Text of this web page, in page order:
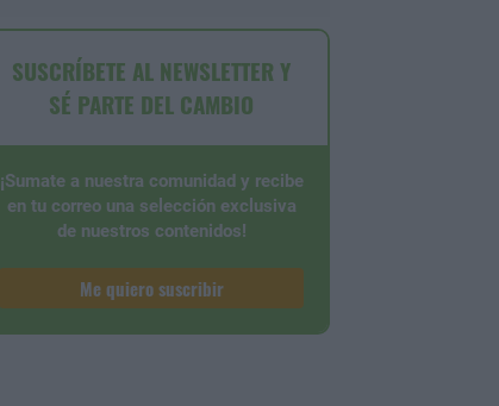
SUSCRÍBETE AL NEWSLETTER Y
SÉ PARTE DEL CAMBIO
¡Sumate a nuestra comunidad y recibe
en tu correo una selección exclusiva
de nuestros contenidos!
Me quiero suscribir